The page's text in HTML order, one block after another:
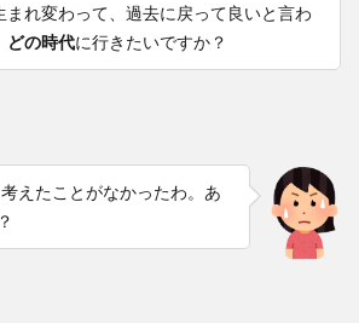
まれ変わって、過去に戻って良いと言わ
どの時代に行きたいですか？
えたことがなかったわ。あ